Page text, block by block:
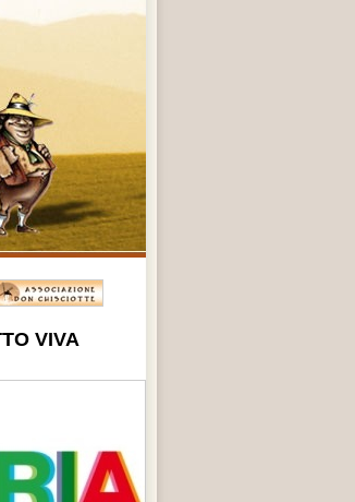
VIVA